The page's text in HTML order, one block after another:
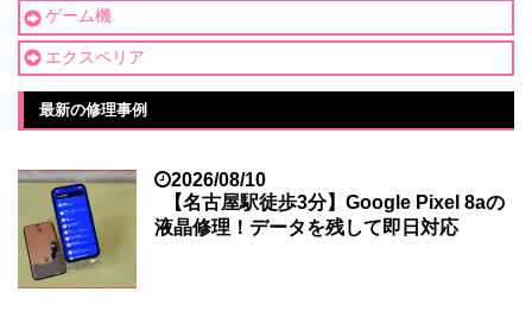
ゲーム機
エクスペリア
最新の修理事例
2026/08/10
【名古屋駅徒歩3分】Google Pixel 8aの
液晶修理！データを残して即日対応